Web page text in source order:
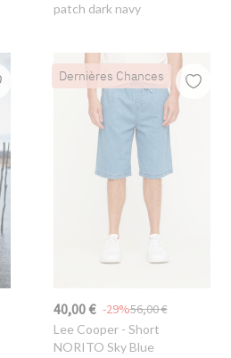
patch dark navy
Dernières Chances
40,00 € 56,00 €
-29%
Lee Cooper- Short
NORITO Sky Blue